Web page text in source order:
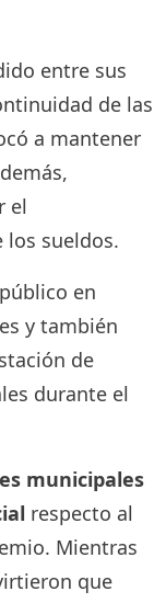
entre sus
de las
a mantener
el
sueldos.
en
y también
de
durante el
municipales
respecto al
Mientras
que